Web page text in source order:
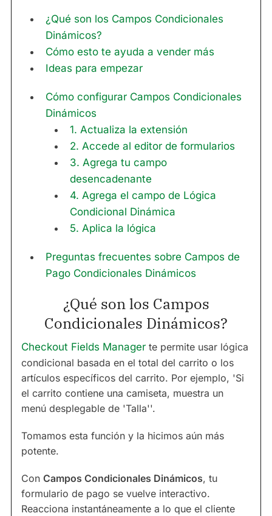
¿Qué son los Campos Condicionales
Dinámicos?
Cómo esto te ayuda a vender más
Ideas para empezar
Cómo configurar Campos Condicionales
Dinámicos
1. Actualiza la extensión
2. Accede al editor de formularios
3. Agrega tu campo
desencadenante
4. Agrega el campo de Lógica
Condicional Dinámica
5. Aplica la lógica
Preguntas frecuentes sobre Campos de
Pago Condicionales Dinámicos
¿Qué son los Campos
Condicionales Dinámicos?
Checkout Fields Manager te permite usar lógica
condicional basada en el total del carrito o los
artículos específicos del carrito. Por ejemplo, 'Si
el carrito contiene una camiseta, muestra un
menú desplegable de 'Talla''.
Tomamos esta función y la hicimos aún más
potente.
Con Campos Condicionales Dinámicos, tu
formulario de pago se vuelve interactivo.
Reacciona instantáneamente a lo que el cliente